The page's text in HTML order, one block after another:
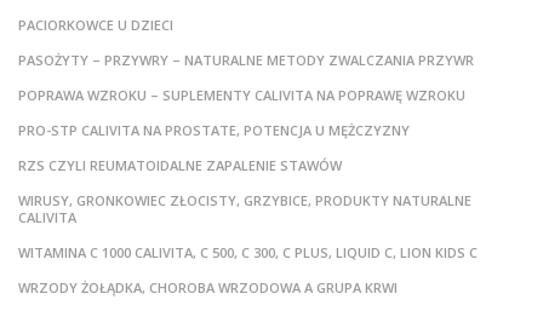
PACIORKOWCE U DZIECI
PASOŻYTY – PRZYWRY – NATURALNE METODY ZWALCZANIA PRZYWR
POPRAWA WZROKU – SUPLEMENTY CALIVITA NA POPRAWĘ WZROKU
PRO-STP CALIVITA NA PROSTATE, POTENCJA U MĘŻCZYZNY
RZS CZYLI REUMATOIDALNE ZAPALENIE STAWÓW
WIRUSY, GRONKOWIEC ZŁOCISTY, GRZYBICE, PRODUKTY NATURALNE
CALIVITA
WITAMINA C 1000 CALIVITA, C 500, C 300, C PLUS, LIQUID C, LION KIDS C
WRZODY ŻOŁĄDKA, CHOROBA WRZODOWA A GRUPA KRWI